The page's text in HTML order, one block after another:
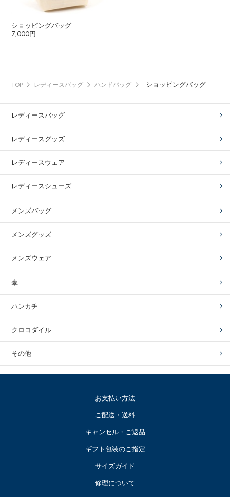
ショッピングバッグ
7,000円
TOP レディースバッグ ハンドバッグ ショッピングバッグ
レディースバッグ
レディースグッズ
レディースウェア
レディースシューズ
メンズバッグ
メンズグッズ
メンズウェア
傘
ハンカチ
クロコダイル
その他
お支払い方法
ご配送・送料
キャンセル・ご返品
ギフト包装のご指定
サイズガイド
修理について